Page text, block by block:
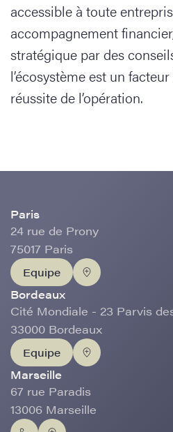
accessible à toute
accompagnement
stratégique par des
l’écosystème est un
réussite de l’opération.
Paris
24 rue de Prony
75017 Paris
Equipe
Bordeaux
Cité Mondiale - 23 Parvis
33000 Bordeaux
Equipe
Marseille
67 rue Paradis
13006 Marseille